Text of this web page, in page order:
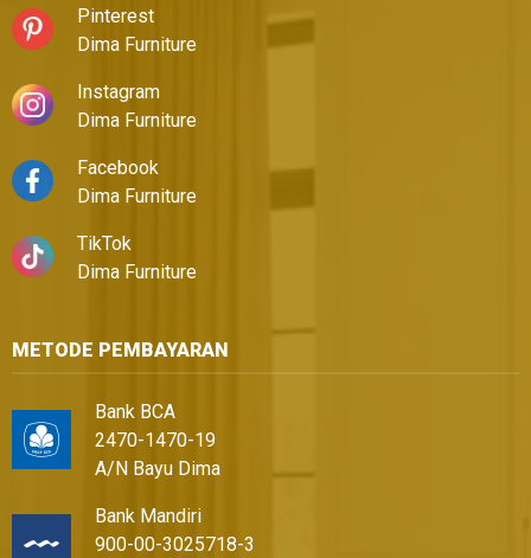
Pinterest
Dima Furniture
Instagram
Dima Furniture
Facebook
Dima Furniture
TikTok
Dima Furniture
METODE PEMBAYARAN
Bank BCA
2470-1470-19
A/N Bayu Dima
Bank Mandiri
900-00-3025718-3